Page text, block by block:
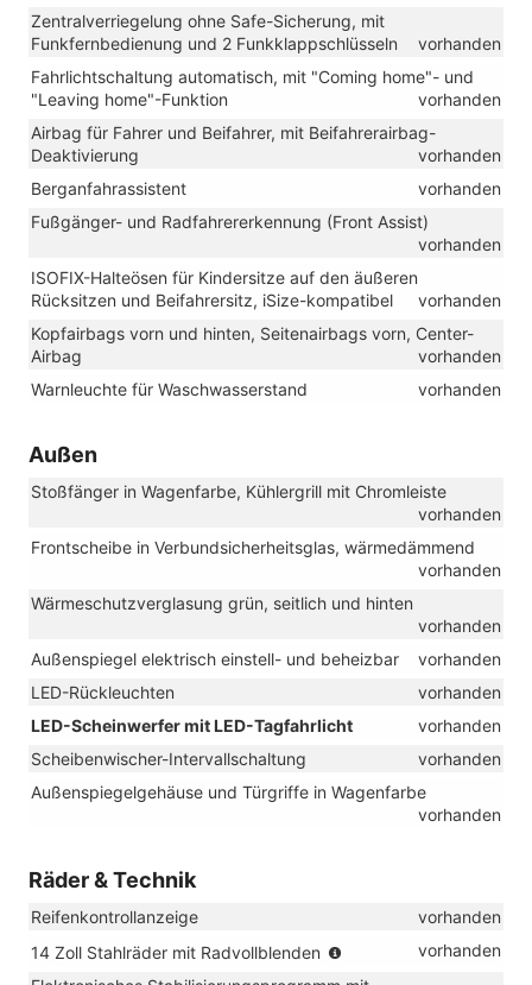
Zentralverriegelung ohne Safe-Sicherung, mit
Funkfernbedienung und 2 Funkklappschlüsseln
vorhanden
Fahrlichtschaltung automatisch, mit "Coming home"- und
"Leaving home"-Funktion
vorhanden
Airbag für Fahrer und Beifahrer, mit Beifahrerairbag-
Deaktivierung
vorhanden
Berganfahrassistent
vorhanden
Fußgänger- und Radfahrererkennung (Front Assist)
vorhanden
ISOFIX-Halteösen für Kindersitze auf den äußeren
Rücksitzen und Beifahrersitz, iSize-kompatibel
vorhanden
Kopfairbags vorn und hinten, Seitenairbags vorn, Center-
Airbag
vorhanden
Warnleuchte für Waschwasserstand
vorhanden
Außen
Stoßfänger in Wagenfarbe, Kühlergrill mit Chromleiste
vorhanden
Frontscheibe in Verbundsicherheitsglas, wärmedämmend
vorhanden
Wärmeschutzverglasung grün, seitlich und hinten
vorhanden
Außenspiegel elektrisch einstell- und beheizbar
vorhanden
LED-Rückleuchten
vorhanden
LED-Scheinwerfer mit LED-Tagfahrlicht
vorhanden
Scheibenwischer-Intervallschaltung
vorhanden
Außenspiegelgehäuse und Türgriffe in Wagenfarbe
vorhanden
Räder & Technik
Reifenkontrollanzeige
vorhanden
14 Zoll Stahlräder mit Radvollblenden
(Bereifungvorhanden